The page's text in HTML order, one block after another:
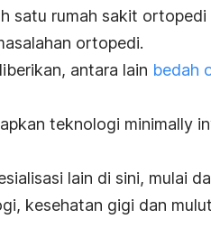
satu rumah sakit
ortopedi.
antara lain bedah
teknologi minimally
lain di sini, mulai
kesehatan gigi dan